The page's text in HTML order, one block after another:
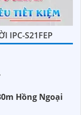
IPC-S21FEP
Hồng Ngoại